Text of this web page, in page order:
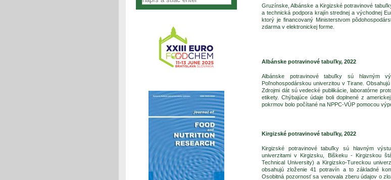
Gruzínske, Albánske a Kirgizské potravinové
a technická podpora krajín strednej a východnej
ktorý je financovaný Ministerstvom
zdarma v elektronickej forme.
Albánske potravinové tabuľky, 2022
Albánske potravinové tabuľky sú hlavným
Poľnohospodárskou univerzitou v Tirane.
Zdrojmi dát sú vedecké publikácie, laboratórne
etikety. Chýbajúce údaje boli doplnené z
pokrmov bolo počítané na NPPC-VÚP pomocou
Kirgizské potravinové tabuľky, 2022
Kirgizské potravinové tabuľky sú hlavným
univerzitami v Kirgizsku, Biškeku - Kirgizskou
Technical University) a Kirgizsko-Tureckou
obsahujú zloženie 41 potravín a to základné
Osobitná pozornosť sa venovala zberu údajov o